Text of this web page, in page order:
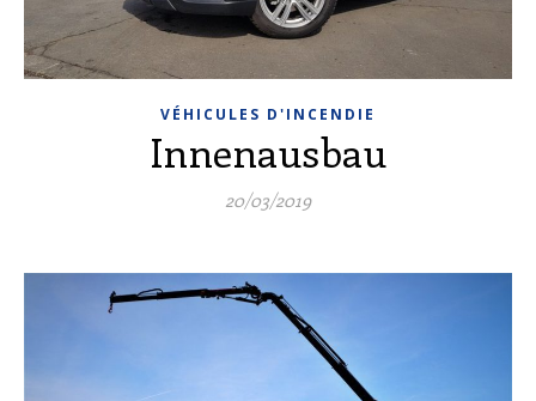
VÉHICULES D'INCENDIE
Innenausbau
20/03/2019